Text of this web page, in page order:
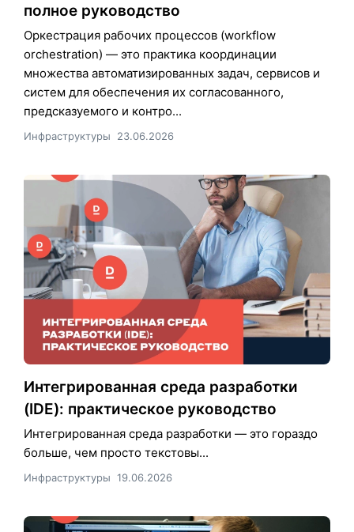
полное руководство
Оркестрация рабочих процессов (workflow
orchestration) — это практика координации
множества автоматизированных задач, сервисов и
систем для обеспечения их согласованного,
предсказуемого и контро...
Инфраструктуры 23.06.2026
Интегрированная среда разработки
(IDE): практическое руководство
Интегрированная среда разработки — это гораздо
больше, чем просто текстовы...
Инфраструктуры 19.06.2026